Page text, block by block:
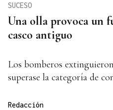
Una olla provoca un
casco antiguo
SUCESO
Los bomberos
superase la categoría de
Redacción